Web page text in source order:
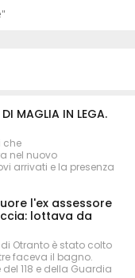
MAGLIA IN LEGA.
che
nel nuovo
arrivati e la presenza
l'ex assessore
lottava da
Otranto è stato colto
faceva il bagno.
118 e della Guardia